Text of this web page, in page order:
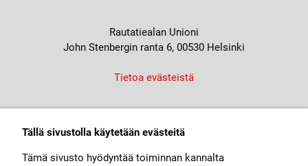
Tällä sivustolla käytetään evästeitä
Tämä sivusto hyödyntää toiminnan kannalta
Rautatiealan Unioni
John Stenbergin ranta 6, 00530 Helsinki
Tietoa evästeistä